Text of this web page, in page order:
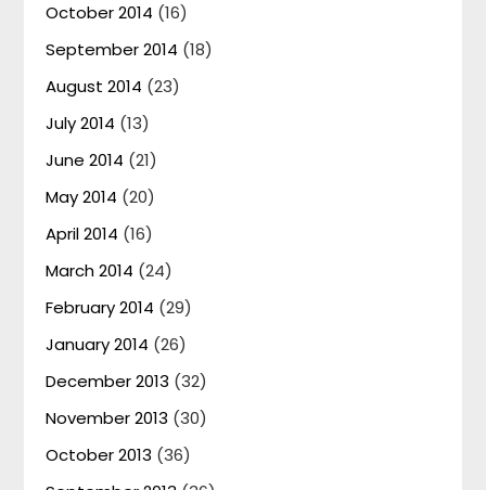
October 2014 (16)
September 2014 (18)
August 2014 (23)
July 2014 (13)
June 2014 (21)
May 2014 (20)
April 2014 (16)
March 2014 (24)
February 2014 (29)
January 2014 (26)
December 2013 (32)
November 2013 (30)
October 2013 (36)